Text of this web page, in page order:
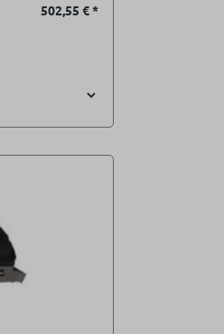
502,55 €*